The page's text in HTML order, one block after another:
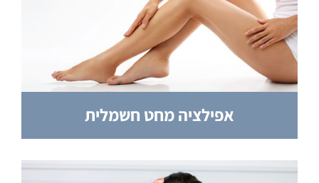
אפילציה מחט חשמלית